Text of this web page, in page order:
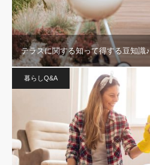
テラスに関する知って得する豆知識♪
暮らしQ&A